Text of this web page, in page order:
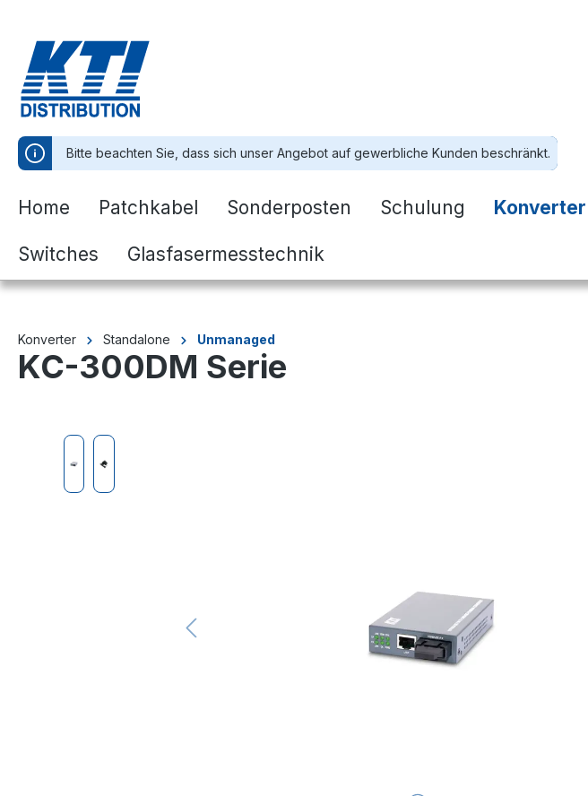
Bitte beachten Sie, dass sich unser Angebot auf gewerbliche Kunden beschränkt.
Home Patchkabel Sonderposten Schulung Konverter
Switches Glasfasermesstechnik
Konverter Standalone Unmanaged
KC-300DM Serie
Bildergalerie überspringen